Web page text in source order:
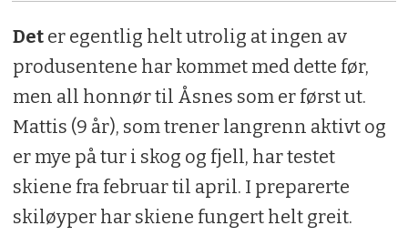
Deter egentlig helt utrolig at ingen av
produsentene har kommet med dette før,
men all honnør til Åsnes som er først ut.
Mattis (9 år), som trener langrenn aktivt og
er mye på tur i skog og fjell, har testet
skiene fra februar til april. I preparerte
skiløyper har skiene fungert helt greit.